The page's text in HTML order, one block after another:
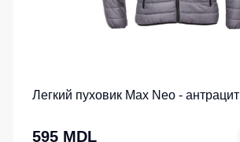
Легкий пуховик Max Neo - антрацит
595 MDL